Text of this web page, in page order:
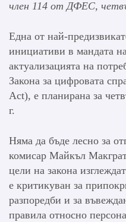
член 114 от ДФЕС,
Една от най-
инициативи в мандата
актуализацията на
Закона за цифровата
Act), е планирана за
г.
Няма да бъде лесно за
комисар Майкъл
цели на закона
е критикуван за
разпоредби и за
правила относно